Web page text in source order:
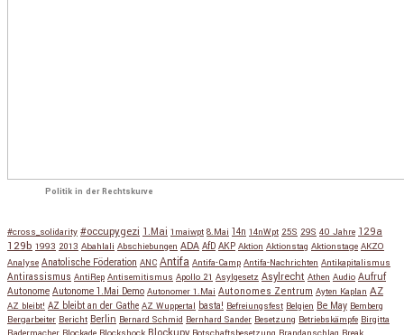
Politik in der Rechtskurve
#cross_solidarity #occupygezi 1.Mai 1maiwpt 8.Mai 14n 14nWpt 25S 29S 40 Jahre 129a
129b 1993 2013 Abahlali Abschiebungen ADA AfD AKP Aktion Aktionstag Aktionstage AKZO
Analyse Anatolische Föderation ANC Antifa Antifa-Camp Antifa-Nachrichten Antikapitalismus
Antirassismus AntiRep Antisemitismus Apollo 21 Asylgesetz Asylrecht Athen Audio Aufruf
Autonome Autonome 1.Mai Demo Autonomer 1.Mai Autonomes Zentrum Ayten Kaplan AZ
AZ bleibt! AZ bleibt an der Gathe AZ Wuppertal basta! Befreiungsfest Belgien Be May Bemberg
Bergarbeiter Bericht Berlin Bernard Schmid Bernhard Sander Besetzung Betriebskämpfe Birgitta